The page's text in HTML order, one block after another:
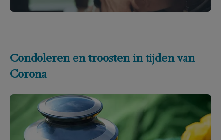
Condoleren en troosten in tijden van
Corona